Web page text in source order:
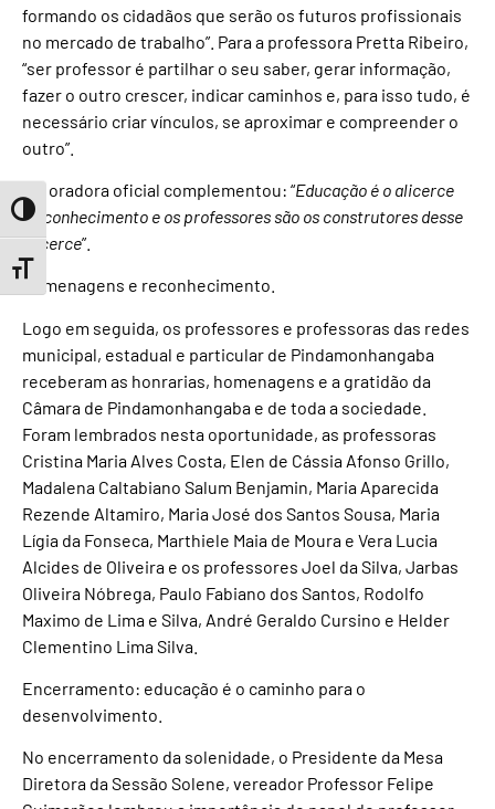
Toggle High Contrast
Toggle Font size
formando os cidadãos que serão os futuros profissionais
no mercado de trabalho”. Para a professora Pretta Ribeiro,
“ser professor é partilhar o seu saber, gerar informação,
fazer o outro crescer, indicar caminhos e, para isso tudo, é
necessário criar vínculos, se aproximar e compreender o
outro”.
E a oradora oficial complementou: “Educação é o alicerce
do conhecimento e os professores são os construtores desse
alicerce”.
Homenagens e reconhecimento.
Logo em seguida, os professores e professoras das redes
municipal, estadual e particular de Pindamonhangaba
receberam as honrarias, homenagens e a gratidão da
Câmara de Pindamonhangaba e de toda a sociedade.
Foram lembrados nesta oportunidade, as professoras
Cristina Maria Alves Costa, Elen de Cássia Afonso Grillo,
Madalena Caltabiano Salum Benjamin, Maria Aparecida
Rezende Altamiro, Maria José dos Santos Sousa, Maria
Lígia da Fonseca, Marthiele Maia de Moura e Vera Lucia
Alcides de Oliveira e os professores Joel da Silva, Jarbas
Oliveira Nóbrega, Paulo Fabiano dos Santos, Rodolfo
Maximo de Lima e Silva, André Geraldo Cursino e Helder
Clementino Lima Silva.
Encerramento: educação é o caminho para o
desenvolvimento.
No encerramento da solenidade, o Presidente da Mesa
Diretora da Sessão Solene, vereador Professor Felipe